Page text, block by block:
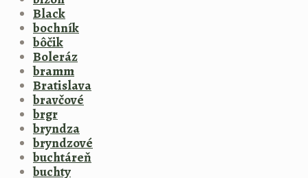
Black
bochník
bôčik
Boleráz
bramm
Bratislava
bravčové
brgr
bryndza
bryndzové
buchtáreň
buchty